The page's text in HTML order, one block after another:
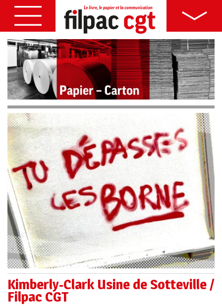
Kimberly-Clark Usine de Sotteville /
Filpac CGT